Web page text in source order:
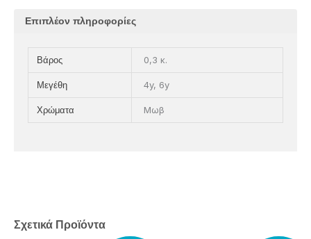
Σχετικά Προϊόντα
Επιπλέον πληροφορίες
Βάρος 0,3 κ.
Μεγέθη 4y, 6y
Χρώματα Μωβ